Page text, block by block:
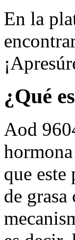
En la
¿Qué
Aod
que
de